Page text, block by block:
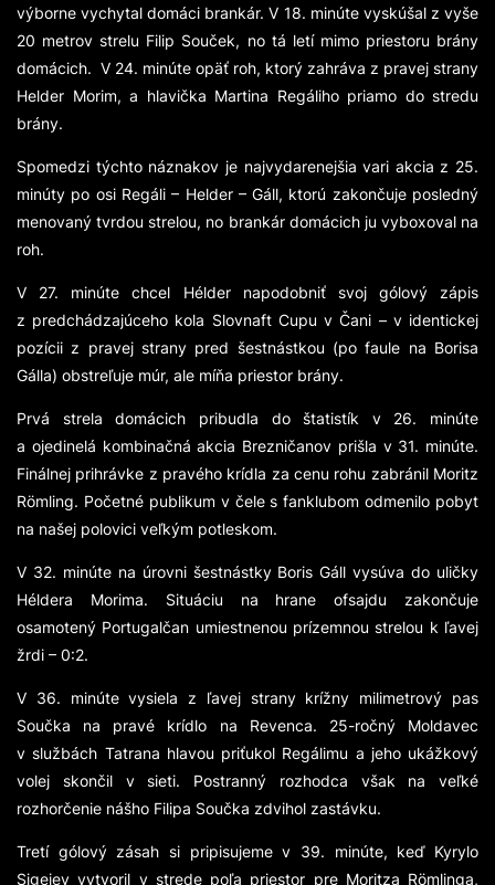
výborne vychytal domáci brankár. V 18. minúte vyskúšal z vyše
20 metrov strelu Filip Souček, no tá letí mimo priestoru brány
domácich. V 24. minúte opäť roh, ktorý zahráva z pravej strany
Helder Morim, a hlavička Martina Regáliho priamo do stredu
brány.
Spomedzi týchto náznakov je najvydarenejšia vari akcia z 25.
minúty po osi Regáli – Helder – Gáll, ktorú zakončuje posledný
menovaný tvrdou strelou, no brankár domácich ju vyboxoval na
roh.
V 27. minúte chcel Hélder napodobniť svoj gólový zápis
z predchádzajúceho kola Slovnaft Cupu v Čani – v identickej
pozícii z pravej strany pred šestnástkou (po faule na Borisa
Gálla) obstreľuje múr, ale míňa priestor brány.
Prvá strela domácich pribudla do štatistík v 26. minúte
a ojedinelá kombinačná akcia Brezničanov prišla v 31. minúte.
Finálnej prihrávke z pravého krídla za cenu rohu zabránil Moritz
Rӧmling. Početné publikum v čele s fanklubom odmenilo pobyt
na našej polovici veľkým potleskom.
V 32. minúte na úrovni šestnástky Boris Gáll vysúva do uličky
Héldera Morima. Situáciu na hrane ofsajdu zakončuje
osamotený Portugalčan umiestnenou prízemnou strelou k ľavej
žrdi – 0:2.
V 36. minúte vysiela z ľavej strany krížny milimetrový pas
Součka na pravé krídlo na Revenca. 25-ročný Moldavec
v službách Tatrana hlavou priťukol Regálimu a jeho ukážkový
volej skončil v sieti. Postranný rozhodca však na veľké
rozhorčenie nášho Filipa Součka zdvihol zastávku.
Tretí gólový zásah si pripisujeme v 39. minúte, keď Kyrylo
Sigejev vytvoril v strede poľa priestor pre Moritza Rӧmlinga,